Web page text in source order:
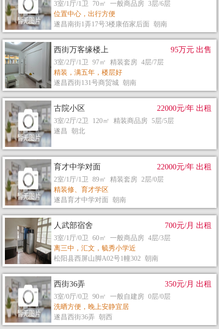
茶叶市场后面金田二区牛牛公寓出租，所有设施齐全，拎包入住。
3室/1厅/1卫 70㎡ 一般商品房 3层/6层
位置中心，出行方便
遂昌南街1弄17号3楼康佰家后面 朝南
西街万客缘楼上
3室/2厅/1卫 97㎡ 精装套房 4层/7层
精装，满五年，楼层好
遂昌西街131号商贸城 朝南
95万元 出售
古院小区
3室/2厅/2卫 120㎡ 精装商品房 5层/5层
遂昌 朝北
22000元/年 出租
育才中学对面
2室/1厅/1卫 89㎡ 精装套房 2层/0层
精装修、育才学区
遂昌育才中学对面 朝南
22000元/年 出租
人武部宿舍
3室/1厅/0卫 60㎡ 一般商品房 4层/3层
离三中，汇文，毓秀小学近
松阳县西屏山脚A02号1幢302 朝南
700元/月 出租
西街36弄
3室/0厅/0卫 90㎡ 一般自建房 0层/0层
洗晒方便，晚上安静宜居
遂昌西街36弄 朝西
350元/月 出租